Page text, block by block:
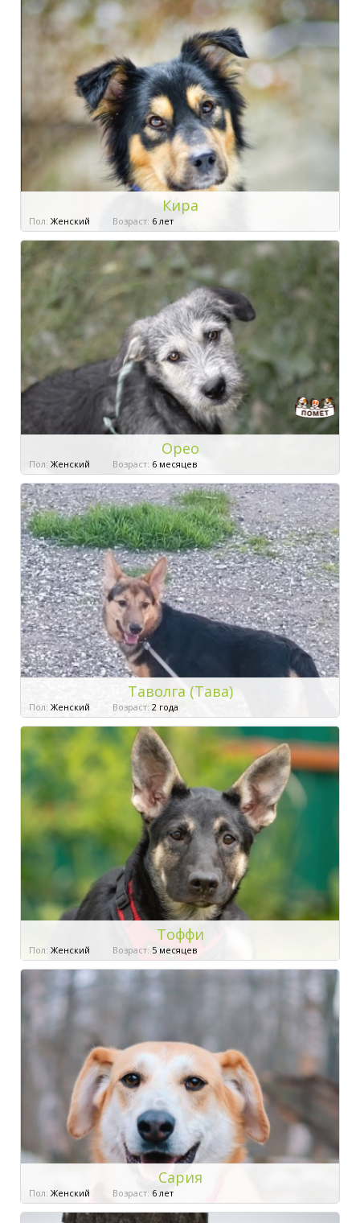
Кира
Пол: Женский Возраст: 6 лет
Орео
Пол: Женский Возраст: 6 месяцев
Таволга (Тава)
Пол: Женский Возраст: 2 года
Тоффи
Пол: Женский Возраст: 5 месяцев
Сария
Пол: Женский Возраст: 6 лет